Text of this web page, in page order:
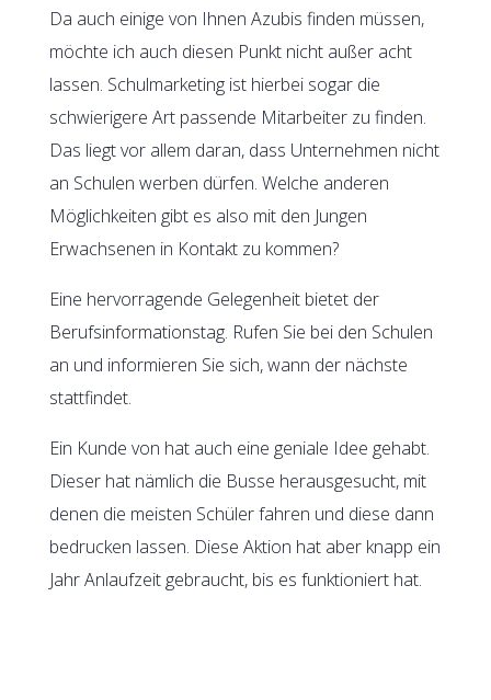
Da auch einige von Ihnen Azubis finden müssen,
möchte ich auch diesen Punkt nicht außer acht
lassen. Schulmarketing ist hierbei sogar die
schwierigere Art passende Mitarbeiter zu finden.
Das liegt vor allem daran, dass Unternehmen nicht
an Schulen werben dürfen. Welche anderen
Möglichkeiten gibt es also mit den Jungen
Erwachsenen in Kontakt zu kommen?
Eine hervorragende Gelegenheit bietet der
Berufsinformationstag. Rufen Sie bei den Schulen
an und informieren Sie sich, wann der nächste
stattfindet.
Ein Kunde von hat auch eine geniale Idee gehabt.
Dieser hat nämlich die Busse herausgesucht, mit
denen die meisten Schüler fahren und diese dann
bedrucken lassen. Diese Aktion hat aber knapp ein
Jahr Anlaufzeit gebraucht, bis es funktioniert hat.